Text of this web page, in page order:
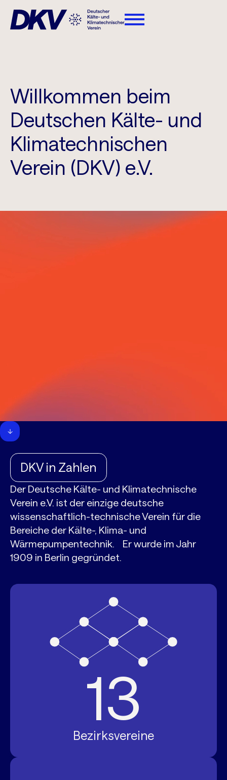
Willkommen beim
Deutschen Kälte- und
Klimatechnischen
Verein (DKV) e.V.
DKV in Zahlen
Der Deutsche Kälte- und Klimatechnische
Verein e.V. ist der einzige deutsche
wissenschaftlich-technische Verein für die
Bereiche der Kälte-, Klima- und
Wärmepumpentechnik. Er wurde im Jahr
1909 in Berlin gegründet.
13
Bezirksvereine